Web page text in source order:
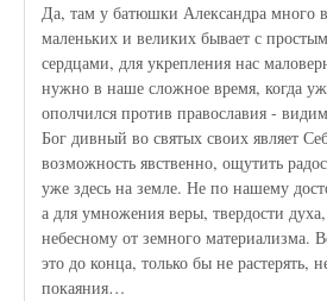
Да, там у батюшки Александра много
маленьких и великих бывает с
сердцами, для укрепления нас
нужно в наше сложное время, когда
ополчился против православия -
Бог дивный во святых своих являет
возможность явственно, ощутить
уже здесь на земле. Не по нашему
а для умножения веры, твердости
небесному от земного материализма.
это до конца, только бы не растерять,
покаяния…